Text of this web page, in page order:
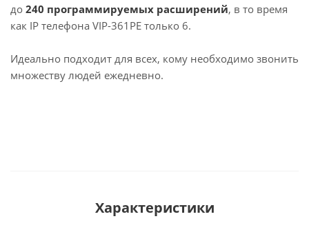
до 240 программируемых расширений, в то время
как IP телефона VIP-361PE только 6.
Идеально подходит для всех, кому необходимо звонить
множеству людей ежедневно.
Характеристики